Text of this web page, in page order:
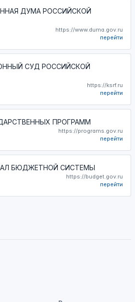
ДУМА РОССИЙСКОЙ
https://www.duma.gov.ru
перейти
СУД РОССИЙСКОЙ
https://ksrf.ru
перейти
ПРОГРАММ
https://programs.gov.ru
перейти
БЮДЖЕТНОЙ СИСТЕМЫ
https://budget.gov.ru
перейти